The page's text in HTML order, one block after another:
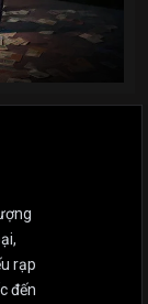
rạp
đến